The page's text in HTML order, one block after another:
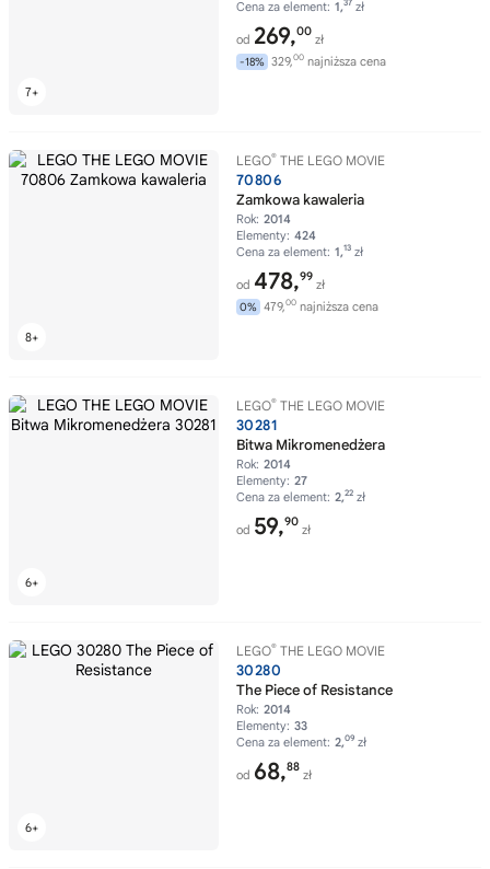
Cena za element: 1,37 zł
od 269,00
zł
-18% 329,00 najniższa cena
LEGO® THE LEGO MOVIE
70806
Zamkowa kawaleria
Rok: 2014
Elementy: 424
Cena za element: 1,13 zł
od 478,99
zł
0% 479,00 najniższa cena
LEGO® THE LEGO MOVIE
30281
Bitwa Mikromenedżera
Rok: 2014
Elementy: 27
Cena za element: 2,22 zł
od 59,90
zł
LEGO® THE LEGO MOVIE
30280
The Piece of Resistance
Rok: 2014
Elementy: 33
Cena za element: 2,09 zł
od 68,88
zł